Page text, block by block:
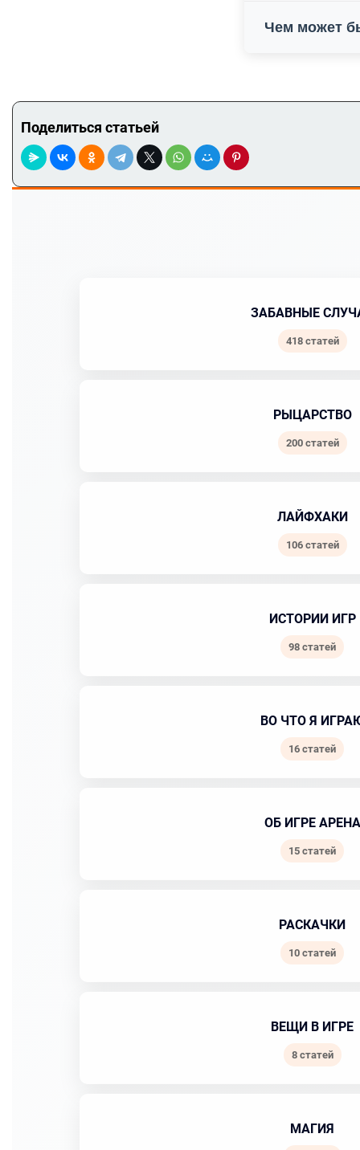
Чем может
Поделиться статьей
ЗАБАВНЫЕ
418 статей
РЫЦАРСТВО
200 статей
ЛАЙФХАКИ
106 статей
ИСТОРИИ ИГР
98 статей
ВО ЧТО Я
16 статей
ОБ ИГРЕ АРЕНА
15 статей
РАСКАЧКИ
10 статей
ВЕЩИ В ИГРЕ
8 статей
МАГИЯ